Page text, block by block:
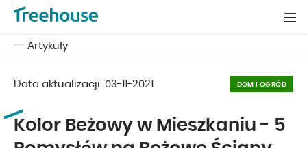
Artykuły
Data aktualizacji: 03-11-2021 DOM I OGRÓD
Kolor Beżowy w Mieszkaniu - 5